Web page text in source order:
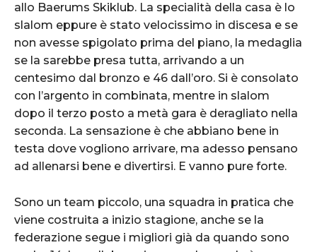
allo Baerums Skiklub. La specialità della casa è lo
slalom eppure è stato velocissimo in discesa e se
non avesse spigolato prima del piano, la medaglia
se la sarebbe presa tutta, arrivando a un
centesimo dal bronzo e 46 dall’oro. Si è consolato
con l’argento in combinata, mentre in slalom
dopo il terzo posto a metà gara è deragliato nella
seconda. La sensazione è che abbiano bene in
testa dove vogliono arrivare, ma adesso pensano
ad allenarsi bene e divertirsi. E vanno pure forte.
Sono un team piccolo, una squadra in pratica che
viene costruita a inizio stagione, anche se la
federazione segue i migliori già da quando sono